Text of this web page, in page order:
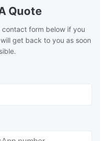
Quote
contact form below if you
get back to you as soon